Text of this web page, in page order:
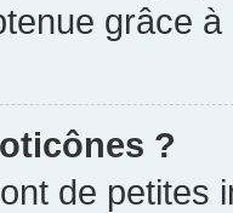
grâce à
?
de petites